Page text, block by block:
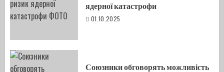
ядерної катастрофи
01.10.2025
Союзники обговорять можливість